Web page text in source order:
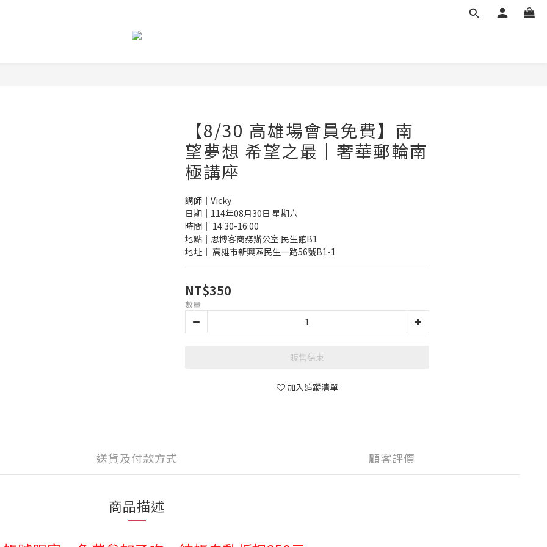
【8/30 高雄場會員免費】南
望夢想 希望之最｜奢華郵輪南
極講座
講師｜Vicky
日期｜114年08月30日 星期六
時間｜ 14:30-16:00
地點｜思博客商務辦公室 民生館B1
地址｜ 高雄市新興區民生一路56號B1-1
NT$350
數量
販售結束
加入追蹤清單
送貨及付款方式 顧客評價
商品描述